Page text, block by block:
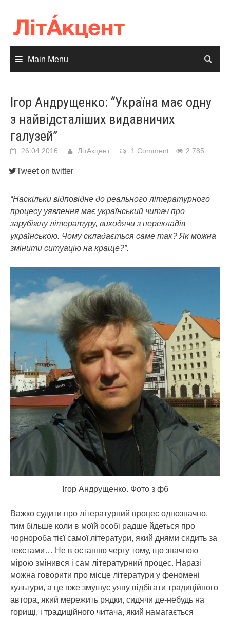
content
Main Menu
Ігор Андрущенко: “Україна має одну
з найвідсталіших видавничих
галузей”
26.04.2016 ЛітАкцент 1 Comment 2 785
Tweet on twitter
“Наскільки відповідне до реального літературного
процесу уявлення має український читач про
зарубіжну літературу, виходячи з перекладів
українською. Чому складається саме так? Як можна
змінити ситуацію на краще?”.
Ігор Андрущенко. Фото з фб
Важко судити про літературний процес однозначно,
тим більше коли в моїй особі радше йдеться про
чорнороба тієї самої літератури, який днями сидить за
текстами… Не в останню чергу тому, що значною
мірою змінився і сам літературний процес. Наразі
можна говорити про місце літератури у феномені
культури, а це вже змушує уяву відбігати традиційного
автора, який мережить рядки, сидячи де-небудь на
горищі, і традиційного читача, який намагається